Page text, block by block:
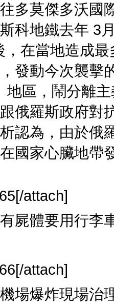
多莫傑多沃國
科地鐵去年 3
，在當地造成
發動今次襲擊
地區，鬧分離
俄羅斯政府對
認為，由於俄
國家心臟地帶
attach]
屍體要用行李
attach]
場爆炸現場治